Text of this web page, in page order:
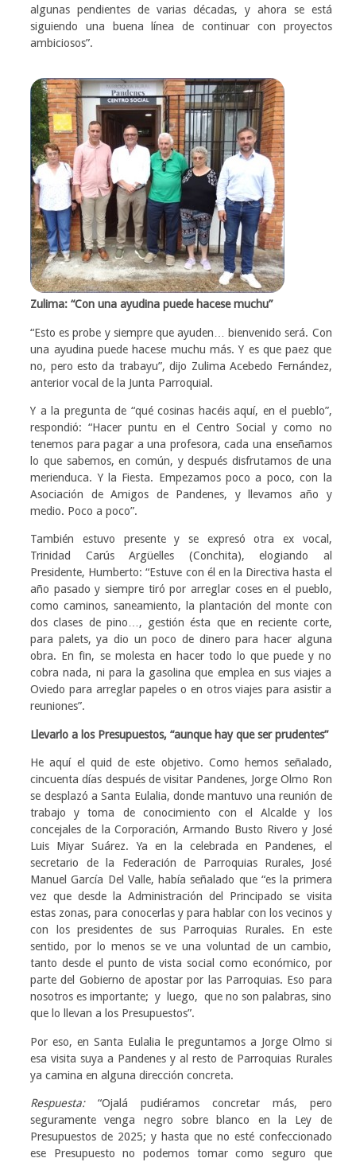
algunas pendientes de varias décadas, y ahora se está
siguiendo una buena línea de continuar con proyectos
ambiciosos”.
Zulima: “Con una ayudina puede hacese muchu”
“Esto es probe y siempre que ayuden… bienvenido será. Con
una ayudina puede hacese muchu más. Y es que paez que
no, pero esto da trabayu”, dijo Zulima Acebedo Fernández,
anterior vocal de la Junta Parroquial.
Y a la pregunta de “qué cosinas hacéis aquí, en el pueblo”,
respondió: “Hacer puntu en el Centro Social y como no
tenemos para pagar a una profesora, cada una enseñamos
lo que sabemos, en común, y después disfrutamos de una
merienduca. Y la Fiesta. Empezamos poco a poco, con la
Asociación de Amigos de Pandenes, y llevamos año y
medio. Poco a poco”.
También estuvo presente y se expresó otra ex vocal,
Trinidad Carús Argüelles (Conchita), elogiando al
Presidente, Humberto: “Estuve con él en la Directiva hasta el
año pasado y siempre tiró por arreglar coses en el pueblo,
como caminos, saneamiento, la plantación del monte con
dos clases de pino…, gestión ésta que en reciente corte,
para palets, ya dio un poco de dinero para hacer alguna
obra. En fin, se molesta en hacer todo lo que puede y no
cobra nada, ni para la gasolina que emplea en sus viajes a
Oviedo para arreglar papeles o en otros viajes para asistir a
reuniones”.
Llevarlo a los Presupuestos, “aunque hay que ser prudentes”
He aquí el quid de este objetivo. Como hemos señalado,
cincuenta días después de visitar Pandenes, Jorge Olmo Ron
se desplazó a Santa Eulalia, donde mantuvo una reunión de
trabajo y toma de conocimiento con el Alcalde y los
concejales de la Corporación, Armando Busto Rivero y José
Luis Miyar Suárez. Ya en la celebrada en Pandenes, el
secretario de la Federación de Parroquias Rurales, José
Manuel García Del Valle, había señalado que “es la primera
vez que desde la Administración del Principado se visita
estas zonas, para conocerlas y para hablar con los vecinos y
con los presidentes de sus Parroquias Rurales. En este
sentido, por lo menos se ve una voluntad de un cambio,
tanto desde el punto de vista social como económico, por
parte del Gobierno de apostar por las Parroquias. Eso para
nosotros es importante; y luego, que no son palabras, sino
que lo llevan a los Presupuestos”.
Por eso, en Santa Eulalia le preguntamos a Jorge Olmo si
esa visita suya a Pandenes y al resto de Parroquias Rurales
ya camina en alguna dirección concreta.
Respuesta:“Ojalá pudiéramos concretar más, pero
seguramente venga negro sobre blanco en la Ley de
Presupuestos de 2025; y hasta que no esté confeccionado
ese Presupuesto no podemos tomar como seguro que